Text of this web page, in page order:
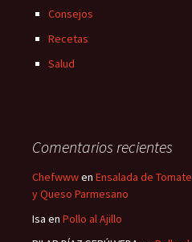
Consejos
Recetas
Salud
Comentarios recientes
Chefwwwen Ensalada de Tomate
y Queso Parmesano
Isa en Pollo al Ajillo